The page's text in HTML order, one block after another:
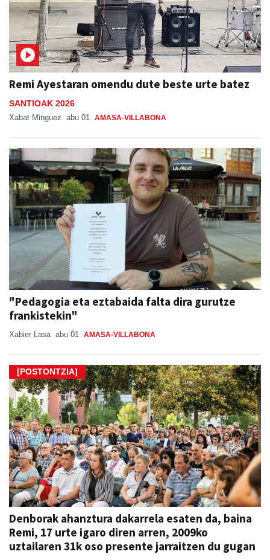
Remi Ayestaran omendu dute beste urte batez
SANTIOAK 2026
Xabat Minguez abu 01 AMASA-VILLABONA
"Pedagogia eta eztabaida falta dira gurutze
frankistekin"
Xabier Lasa abu 01 AMASA-VILLABONA
[POSTONTZIA]
Denborak ahanztura dakarrela esaten da, baina
Remi, 17 urte igaro diren arren, 2009ko
uztailaren 31k oso presente jarraitzen du gugan